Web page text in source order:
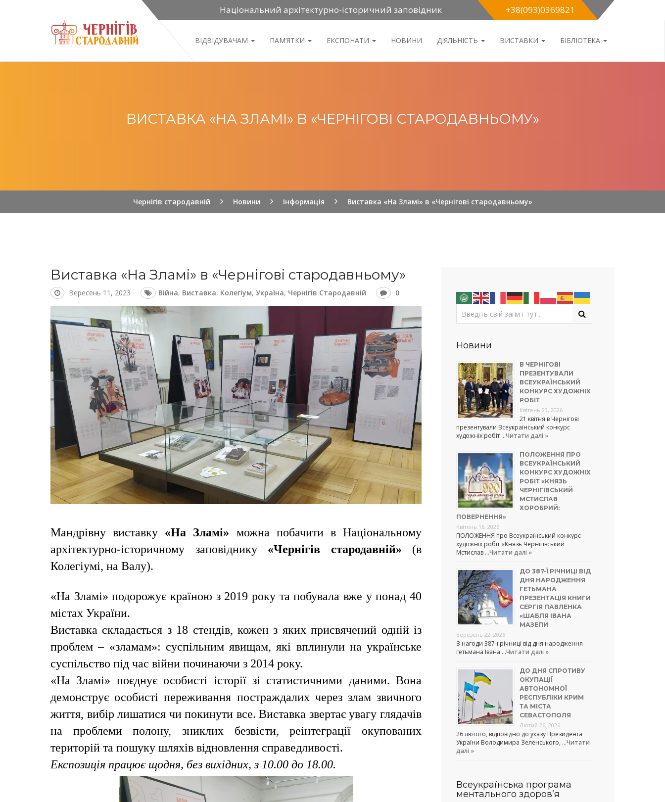
Національний архітектурно-історичний заповідник +38(093)0369821
ВІДВІДУВАЧАМ ПАМ’ЯТКИ ЕКСПОНАТИ НОВИНИ ДІЯЛЬНІСТЬ ВИСТАВКИ БІБЛІОТЕКА
ВИСТАВКА «НА ЗЛАМІ» В «ЧЕРНІГОВІ СТАРОДАВНЬОМУ»
Чернігів стародавній Новини Інформація Виставка «На Зламі» в «Чернігові стародавньому»
Виставка «На Зламі» в «Чернігові стародавньому»
Вересень 11, 2023 Війна, Виставка, Колегіум, Україна, Чернігів Стародавній 0
Мандрівну виставку «На Зламі» можна побачити в Національному
архітектурно-історичному заповіднику «Чернігів стародавній» (в
Колегіумі, на Валу).
«На Зламі» подорожує країною з 2019 року та побувала вже у понад 40
містах України.
Виставка складається з 18 стендів, кожен з яких присвячений одній із
проблем – «зламам»: суспільним явищам, які вплинули на українське
суспільство під час війни починаючи з 2014 року.
«На Зламі» поєднує особисті історії зі статистичними даними. Вона
демонструє особисті переживання постраждалих через злам звичного
життя, вибір лишатися чи покинути все. Виставка звертає увагу глядачів
на проблеми полону, зниклих безвісти, реінтеграції окупованих
територій та пошуку шляхів відновлення справедливості.
Експозиція працює щодня, без вихідних, з 10.00 до 18.00.
Новини
В ЧЕРНІГОВІ
ПРЕЗЕНТУВАЛИ
ВСЕУКРАЇНСЬКИЙ
КОНКУРС ХУДОЖНІХ
РОБІТ
Квітень 23, 2026
21 квітня в Чернігові
презентували Всеукраїнський конкурс
художніх робіт …Читати далі »
ПОЛОЖЕННЯ ПРО
ВСЕУКРАЇНСЬКИЙ
КОНКУРС ХУДОЖНІХ
РОБІТ «КНЯЗЬ
ЧЕРНІГІВСЬКИЙ
МСТИСЛАВ
ХОРОБРИЙ:
ПОВЕРНЕННЯ»
Квітень 16, 2026
ПОЛОЖЕННЯ про Всеукраїнський конкурс
художніх робіт «Князь Чернігівський
Мстислав …Читати далі »
ДО 387-Ї РІЧНИЦІ ВІД
ДНЯ НАРОДЖЕННЯ
ГЕТЬМАНА
ПРЕЗЕНТАЦІЯ КНИГИ
СЕРГІЯ ПАВЛЕНКА
«ШАБЛЯ ІВАНА
МАЗЕПИ
Березень 22, 2026
З нагоди 387-ї річниці від дня народження
гетьмана Івана …Читати далі »
ДО ДНЯ СПРОТИВУ
ОКУПАЦІЇ
АВТОНОМНОЇ
РЕСПУБЛІКИ КРИМ
ТА МІСТА
СЕВАСТОПОЛЯ
Лютий 26, 2026
26 лютого, відповідно до указу Президента
України Володимира Зеленського, …Читати
далі »
Всеукраїнська програма
ментального здоров’я